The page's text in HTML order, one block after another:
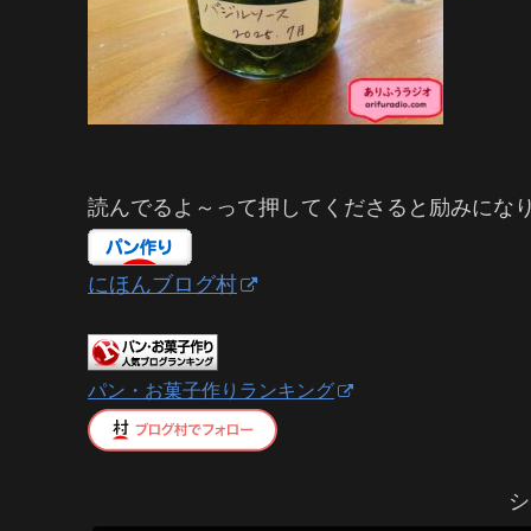
読んでるよ～って押してくださると励みにな
にほんブログ村
パン・お菓子作りランキング